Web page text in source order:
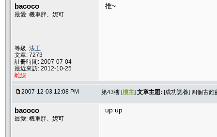
bacoco
最愛: 機車胖、妮可
等級: 法王
文章: 7273
註冊時間: 2007-07-04
最近來訪: 2012-10-25
離線
推~
2007-12-03 12:08 PM 第43樓 [樓主] 文章主題: [成功認養] 四個古
bacoco
最愛: 機車胖、妮可
up up